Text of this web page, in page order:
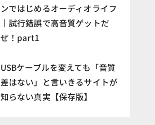
ンではじめるオーディオライフ
｜試行錯誤で高音質ゲットだ
ぜ！part1
USBケーブルを変えても「音質
差はない」と言いきるサイトが
知らない真実【保存版】